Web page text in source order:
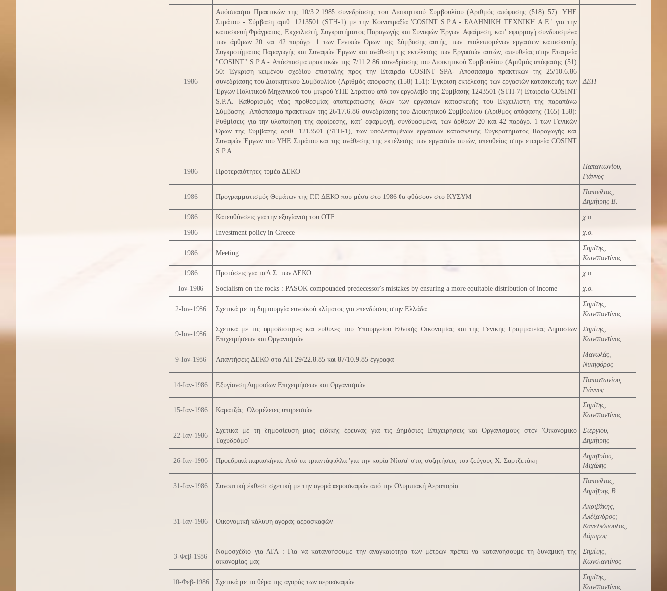
1986
Απόσπασμα Πρακτικών της 10/3.2.1985 συνεδρίασης του Διοικητικού Συμβουλίου (Αριθμός απόφασης (518) 57): ΥΗΕ
Στράτου - Σύμβαση αριθ. 1213501 (STH-1) με την Κοινοπραξία 'COSINΤ S.P.A.- ΕΛΛΗΝΙΚΗ ΤΕΧΝΙΚΗ Α.Ε.' για την
κατασκευή Φράγματος, Εκχειλιστή, Συγκροτήματος Παραγωγής και Συναφών Έργων. Αφαίρεση, κατ' εφαρμογή συνδυασμένα
των άρθρων 20 και 42 παράγρ. 1 των Γενικών Όρων της Σύμβασης αυτής, των υπολειπομένων εργασιών κατασκευής
Συγκροτήματος Παραγωγής και Συναφών Έργων και ανάθεση της εκτέλεσης των Εργασιών αυτών, απευθείας στην Εταιρεία
"COSINT" S.P.A.- Απόσπασμα πρακτικών της 7/11.2.86 συνεδρίασης του Διοικητικού Συμβουλίου (Αριθμός απόφασης (51)
50: Έγκριση κειμένου σχεδίου επιστολής προς την Εταιρεία COSINT SPA- Απόσπασμα πρακτικών της 25/10.6.86
συνεδρίασης του Διοικητικού Συμβουλίου (Αριθμός απόφασης (158) 151): Έγκριση εκτέλεσης των εργασιών κατασκευής των
Έργων Πολιτικού Μηχανικού του μικρού ΥΗΕ Στράτου από τον εργολάβο της Σύμβασης 1243501 (STH-7) Εταιρεία COSINT
S.P.A. Καθορισμός νέας προθεσμίας αποπεράτωσης όλων των εργασιών κατασκευής του Εκχειλιστή της παραπάνω
Σύμβασης- Απόσπασμα πρακτικών της 26/17.6.86 συνεδρίασης του Διοικητικού Συμβουλίου (Αριθμός απόφασης (165) 158):
Ρυθμίσεις για την υλοποίηση της αφαίρεσης, κατ' εφαρμογή, συνδυασμένα, των άρθρων 20 και 42 παράγρ. 1 των Γενικών
Όρων της Σύμβασης αριθ. 1213501 (SΤΗ-1), των υπολειπομένων εργασιών κατασκευής Συγκροτήματος Παραγωγής και
Συναφών Έργων του ΥΗΕ Στράτου και της ανάθεσης της εκτέλεσης των εργασιών αυτών, απευθείας στην εταιρεία COSINT
S.P.A.
ΔΕΗ
1986 Προτεραιότητες τομέα ΔΕΚΟ
Παπαντωνίου,
Γιάννος
1986 Προγραμματισμός Θεμάτων της Γ.Γ. ΔΕΚΟ που μέσα στο 1986 θα φθάσουν στο ΚΥΣΥΜ
Παπούλιας,
Δημήτρης Β.
1986 Κατευθύνσεις για την εξυγίανση του ΟΤΕ χ.ο.
1986 Investment policy in Greece χ.ο.
1986 Meeting
Σημίτης,
Κωνσταντίνος
1986 Προτάσεις για τα Δ.Σ. των ΔΕΚΟ χ.ο.
Ιαν-1986 Socialism on the rocks : PASOK compounded predecessor's mistakes by ensuring a more equitable distribution of income χ.ο.
2-Ιαν-1986 Σχετικά με τη δημιουργία ευνοϊκού κλίματος για επενδύσεις στην Ελλάδα
Σημίτης,
Κωνσταντίνος
9-Ιαν-1986
Σχετικά με τις αρμοδιότητες και ευθύνες του Υπουργείου Εθνικής Οικονομίας και της Γενικής Γραμματείας Δημοσίων
Επιχειρήσεων και Οργανισμών
Σημίτης,
Κωνσταντίνος
9-Ιαν-1986 Απαντήσεις ΔΕΚΟ στα ΑΠ 29/22.8.85 και 87/10.9.85 έγγραφα
Μανωλάς,
Νικηφόρος
14-Ιαν-1986 Εξυγίανση Δημοσίων Επιχειρήσεων και Οργανισμών
Παπαντωνίου,
Γιάννος
15-Ιαν-1986 Καρατζάς: Ολομέλειες υπηρεσιών
Σημίτης,
Κωνσταντίνος
22-Ιαν-1986
Σχετικά με τη δημοσίευση μιας ειδικής έρευνας για τις Δημόσιες Επιχειρήσεις και Οργανισμούς στον 'Οικονομικό
Ταχυδρόμο'
Στεργίου,
Δημήτρης
26-Ιαν-1986 Προεδρικά παρασκήνια: Από τα τριαντάφυλλα 'για την κυρία Νίτσα' στις συζητήσεις του ζεύγους Χ. Σαρτζετάκη
Δημητρίου,
Μιχάλης
31-Ιαν-1986 Συνοπτική έκθεση σχετική με την αγορά αεροσκαφών από την Ολυμπιακή Αεροπορία
Παπούλιας,
Δημήτρης Β.
31-Ιαν-1986 Οικονομική κάλυψη αγοράς αεροσκαφών
Ακριβάκης,
Αλέξανδρος;
Κανελλόπουλος,
Λάμπρος
3-Φεβ-1986
Νομοσχέδιο για ΑΤΑ : Για να κατανοήσουμε την αναγκαιότητα των μέτρων πρέπει να κατανοήσουμε τη δυναμική της
οικονομίας μας
Σημίτης,
Κωνσταντίνος
10-Φεβ-1986 Σχετικά με το θέμα της αγοράς των αεροσκαφών
Σημίτης,
Κωνσταντίνος